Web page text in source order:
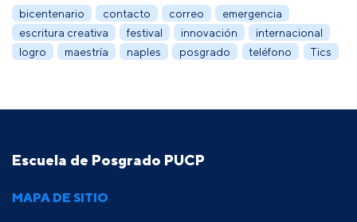
bicentenario contacto correo
emergencia
escritura creativa
festival innovación
internacional
logro
maestría naples posgrado teléfono Tics
Escuela de Posgrado PUCP
MAPA DE SITIO